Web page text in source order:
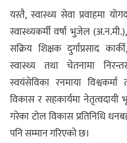
यस्तै, स्वास्थ्य सेवा प्रवाहमा
स्वास्थ्यकर्मी वर्षा भुजेल (अ.न.मी.),
सक्रिय शिक्षक दुर्गाप्रसाद
स्वास्थ्य तथा चेतनामा
स्वयंसेविका रनमाया विश्वकर्मा
विकास र सहकार्यमा नेतृत्वदायी
गरेका टोल विकास प्रतिनिधि
पनि सम्मान गरिएको छ।